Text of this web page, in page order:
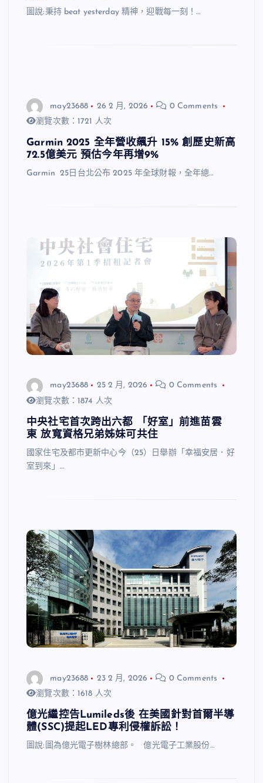
圖說:秉持 beat yesterday 精神，迎戰每一刻！…
may23688 26 2 月, 2026
0 Comments
瀏覽次數：1721 人次
Garmin 2025 全年營收飆升 15% 創歷史新高
72.5億美元 預估今年再增9%
Garmin 25日台北公布 2025 年全球財報，全年總…
may23688 25 2 月, 2026
0 Comments
瀏覽次數：1874 人次
中央社宅首次跨出六都 「好室」前進苗雲
東 放寬資格兄弟姊妹可共住
國家住宅及都市更新中心今（25）日舉辦「幸福安居．好
室到來」…
may23688 23 2 月, 2026
0 Comments
瀏覽次數：1618 人次
億光繼控告Lumileds後 在美國針對首爾半導
體(SSC)提起LED專利侵權訴訟！
圖說:圖為億光電子樹林總部。 億光電子工業股份…